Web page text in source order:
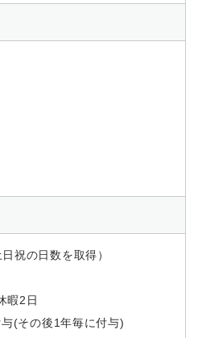
祝の日数を取得）
暇2日
(その後1年毎に付与)